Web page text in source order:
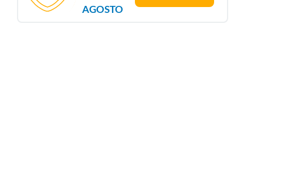
AGOSTO